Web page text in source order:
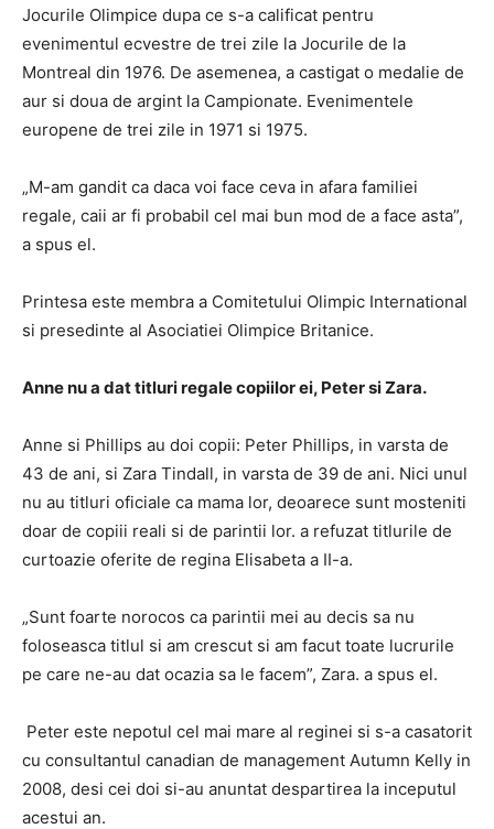
Jocurile Olimpice dupa ce s-a calificat pentru
evenimentul ecvestre de trei zile la Jocurile de la
Montreal din 1976. De asemenea, a castigat o medalie de
aur si doua de argint la Campionate. Evenimentele
europene de trei zile in 1971 si 1975.
„M-am gandit ca daca voi face ceva in afara familiei
regale, caii ar fi probabil cel mai bun mod de a face asta”,
a spus el.
Printesa este membra a Comitetului Olimpic International
si presedinte al Asociatiei Olimpice Britanice.
Anne nu a dat titluri regale copiilor ei, Peter si Zara.
Anne si Phillips au doi copii: Peter Phillips, in varsta de
43 de ani, si Zara Tindall, in varsta de 39 de ani. Nici unul
nu au titluri oficiale ca mama lor, deoarece sunt mosteniti
doar de copiii reali si de parintii lor. a refuzat titlurile de
curtoazie oferite de regina Elisabeta a II-a.
„Sunt foarte norocos ca parintii mei au decis sa nu
foloseasca titlul si am crescut si am facut toate lucrurile
pe care ne-au dat ocazia sa le facem”, Zara. a spus el.
Peter este nepotul cel mai mare al reginei si s-a casatorit
cu consultantul canadian de management Autumn Kelly in
2008, desi cei doi si-au anuntat despartirea la inceputul
acestui an.